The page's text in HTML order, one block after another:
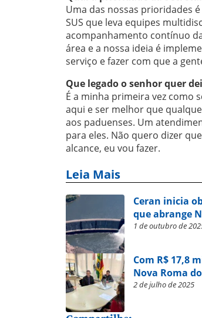
Uma das nossas prioridades
SUS que leva equipes
acompanhamento contínuo
área e a nossa ideia é
serviço e fazer com que a
Que legado o senhor quer
É a minha primeira vez como
aqui e ser melhor que
aos paduenses. Um
para eles. Não quero dizer
alcance, eu vou fazer.
Leia Mais
Ceran inicia
que abrange
1 de outubro de
Com R$ 17,8
Nova Roma
2 de julho de 2025